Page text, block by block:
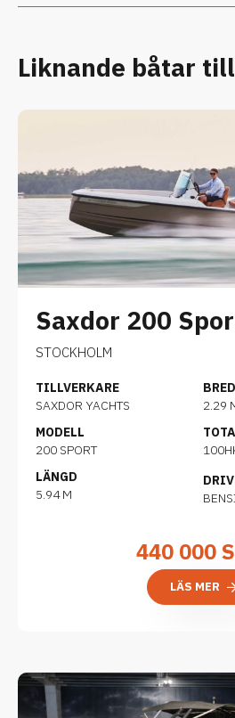
Liknande båtar
Saxdor 200
STOCKHOLM
TILLVERKARE
SAXDOR YACHTS
MODELL
200 SPORT
LÄNGD
5.94 M
2.29
440 000
LÄS MER